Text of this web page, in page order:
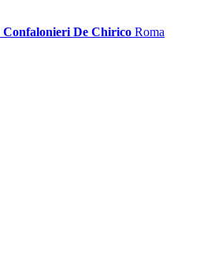
Confalonieri De Chirico Roma